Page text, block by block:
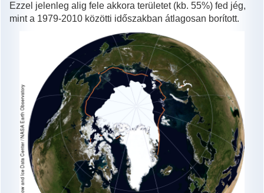
Ezzel jelenleg alig fele akkora területet (kb. 55%) fed jég,
mint a 1979-2010 közötti időszakban átlagosan borított.